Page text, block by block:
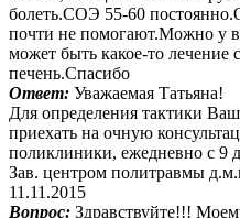
болеть.СОЭ 55-60
почти не помогают.Можно у
может быть какое-то лечение
печень.Спасибо
Ответ: Уважаемая Татьяна!
Для определения тактики
приехать на очную
поликлиники, ежедневно с 9
Зав. центром политравмы
11.11.2015
Вопрос: Здравствуйте!!!